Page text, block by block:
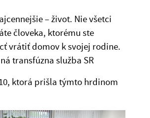
– život. Nie všetci
človeka, ktorému ste
vrátiť domov k svojej rodine.
transfúzna služba SR
ktorá prišla týmto hrdinom